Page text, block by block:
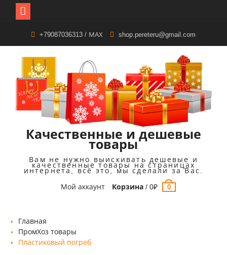
содержимому
+79087036313 / МАХ shop.pereteru@gmail.com
Качественные и дешевые
товары
Вам не нужно выискивать дешевые и
качественные товары на страницах
интернета, всё это, мы сделали за Вас.
Мой аккаунт
Корзина/ 0₽ 0
Главная
ПромХоз товары
Пластиковый погреб